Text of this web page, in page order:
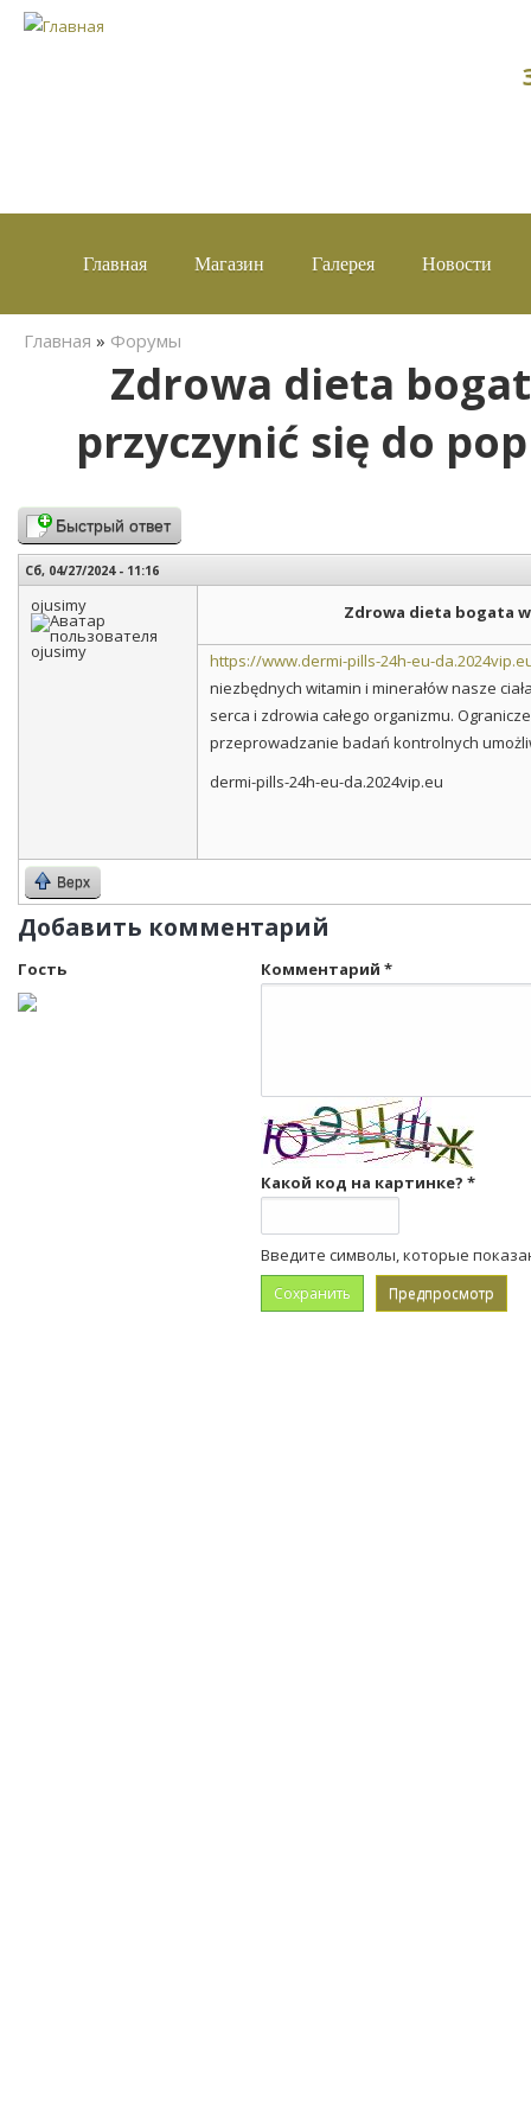
Главная Магазин Галерея Новости
Вы здесь
Главная » Форумы
Zdrowa dieta
przyczynić się do
Быстрый ответ
Сб, 04/27/2024 - 11:16
ojusimy Zdrowa dieta bogata w
https://www.dermi-pills-24h-eu-
niezbędnych witamin i minerałów nasze
serca i zdrowia całego organizmu.
przeprowadzanie badań kontrolnych
dermi-pills-24h-eu-da.2024vip.eu
Верх
Добавить комментарий
Гость Комментарий *
Какой код на картинке? *
Введите символы, которые